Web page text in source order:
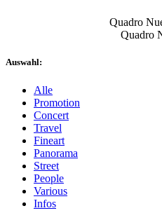
Quadro
Auswahl:
Alle
Promotion
Concert
Travel
Fineart
Panorama
Street
People
Various
Infos